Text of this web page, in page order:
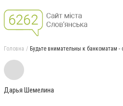
Головна Будьте внимательны к банкоматам
Дарья Шемелина